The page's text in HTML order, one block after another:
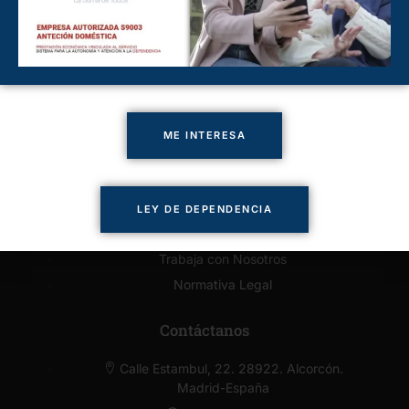
Cuidado de Personas Majadahonda
Cuidado de Personas Pozuelo
Enlaces de Interés
Presupuesto Online
Solicitar llamada
Servicios
Contacto
Trabaja con Nosotros
Normativa Legal
Contáctanos
Calle Estambul, 22. 28922. Alcorcón.
Madrid-España
ME INTERESA
LEY DE DEPENDENCIA